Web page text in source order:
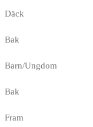
Däck
Bak
Barn/Ungdom
Bak
Fram